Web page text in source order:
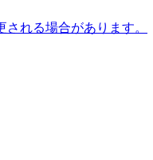
れる場合があります。